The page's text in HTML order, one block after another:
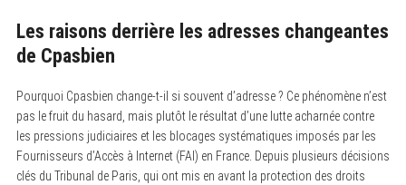
Les raisons derrière les adresses changeantes
de Cpasbien
Pourquoi Cpasbien change-t-il si souvent d’adresse ? Ce phénomène n’est
pas le fruit du hasard, mais plutôt le résultat d’une lutte acharnée contre
les pressions judiciaires et les blocages systématiques imposés par les
Fournisseurs d’Accès à Internet (FAI) en France. Depuis plusieurs décisions
clés du Tribunal de Paris, qui ont mis en avant la protection des droits